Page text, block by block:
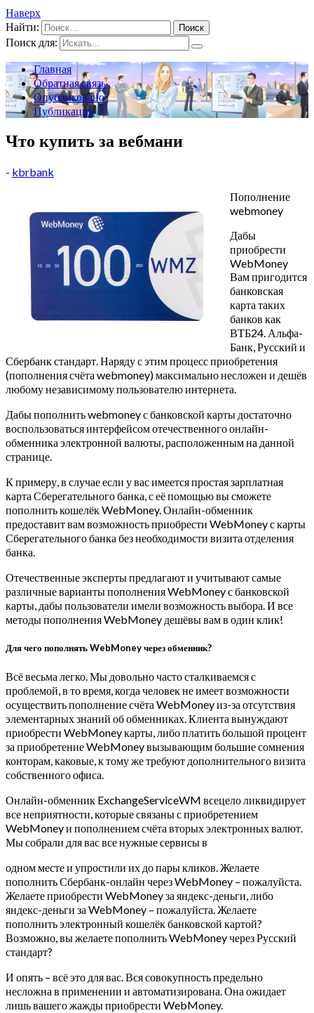
Наверх
Найти:
Поиск для:
Главная
Обратная связь
Опубликовано
Публикации
Что купить за вебмани
- kbrbank
Пополнение
webmoney
Дабы
приобрести
WebMoney
Вам пригодится
банковская
карта таких
банков как
ВТБ24. Альфа-
Банк, Русский и
Сбербанк стандарт. Наряду с этим процесс приобретения
(пополнения счёта webmoney) максимально несложен и дешёв
любому независимому пользователю интернета.
Дабы пополнить webmoney с банковской карты достаточно
воспользоваться интерфейсом отечественного онлайн-
обменника электронной валюты, расположенным на данной
странице.
К примеру, в случае если у вас имеется простая зарплатная
карта Сберегательного банка, с её помощью вы сможете
пополнить кошелёк WebMoney. Онлайн-обменник
предоставит вам возможность приобрести WebMoney с карты
Сберегательного банка без необходимости визита отделения
банка.
Отечественные эксперты предлагают и учитывают самые
различные варианты пополнения WebMoney с банковской
карты, дабы пользователи имели возможность выбора. И все
методы пополнения WebMoney дешёвы вам в один клик!
Для чего пополнять WebMoney через обменник?
Всё весьма легко. Мы довольно часто сталкиваемся с
проблемой, в то время, когда человек не имеет возможности
осуществить пополнение счёта WebMoney из-за отсутствия
элементарных знаний об обменниках. Клиента вынуждают
приобрести WebMoney карты, либо платить большой процент
за приобретение WebMoney вызывающим большие сомнения
конторам, каковые, к тому же требуют дополнительного визита
собственного офиса.
Онлайн-обменник ExchangeServiceWM всецело ликвидирует
все неприятности, которые связаны с приобретением
WebMoney и пополнением счёта вторых электронных валют.
Мы собрали для вас все нужные сервисы в
одном месте и упростили их до пары кликов. Желаете
пополнить Сбербанк-онлайн через WebMoney – пожалуйста.
Желаете приобрести WebMoney за яндекс-деньги, либо
яндекс-деньги за WebMoney – пожалуйста. Желаете
пополнить электронный кошелёк банковской картой?
Возможно, вы желаете пополнить WebMoney через Русский
стандарт?
И опять – всё это для вас. Вся совокупность предельно
несложна в применении и автоматизирована. Она ожидает
лишь вашего жажды приобрести WebMoney.